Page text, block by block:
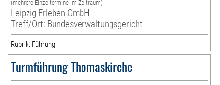
(mehrere Einzeltermine im Zeitraum)
Leipzig Erleben GmbH
Treff/Ort: Bundesverwaltungsgericht
Rubrik: Führung
Turmführung Thomaskirche